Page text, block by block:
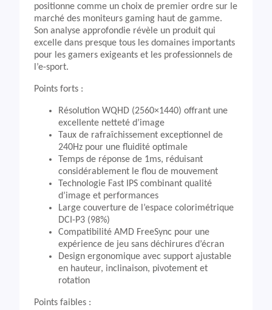
positionne comme un choix de premier ordre sur le
marché des moniteurs gaming haut de gamme.
Son analyse approfondie révèle un produit qui
excelle dans presque tous les domaines importants
pour les gamers exigeants et les professionnels de
l’e-sport.
Points forts :
Résolution WQHD (2560×1440) offrant une
excellente netteté d’image
Taux de rafraîchissement exceptionnel de
240Hz pour une fluidité optimale
Temps de réponse de 1ms, réduisant
considérablement le flou de mouvement
Technologie Fast IPS combinant qualité
d’image et performances
Large couverture de l’espace colorimétrique
DCI-P3 (98%)
Compatibilité AMD FreeSync pour une
expérience de jeu sans déchirures d’écran
Design ergonomique avec support ajustable
en hauteur, inclinaison, pivotement et
rotation
Points faibles :